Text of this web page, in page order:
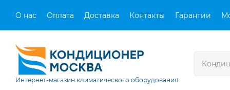
О нас Оплата Доставка Контакты Гарантии
Интернет-магазин климатического оборудования